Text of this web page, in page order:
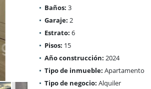
Baños: 3
Garaje: 2
Estrato: 6
Pisos: 15
Año construcción: 2024
Tipo de inmueble: Apartamento
Tipo de negocio: Alquiler